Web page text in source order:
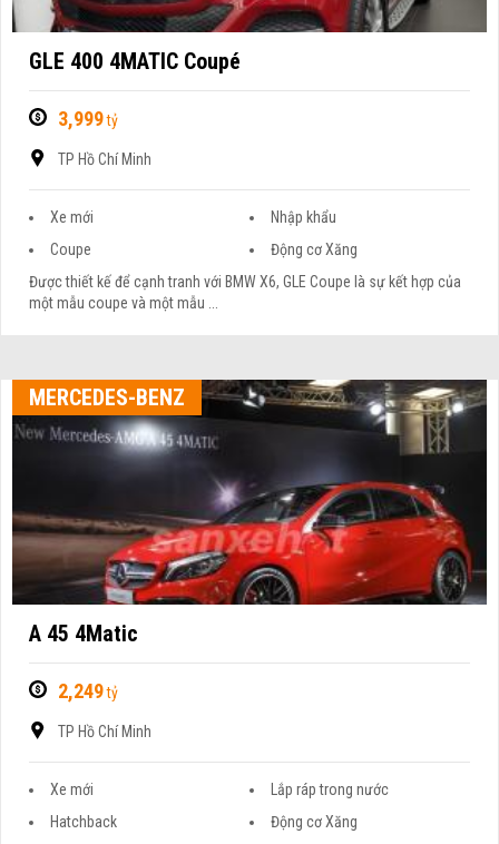
GLE 400 4MATIC Coupé
3,999tỷ
TP Hồ Chí Minh
Xe mới
Nhập khẩu
Coupe
Động cơ Xăng
Được thiết kế để cạnh tranh với BMW X6, GLE Coupe là sự kết hợp của
một mẫu coupe và một mẫu ...
MERCEDES-BENZ
A 45 4Matic
2,249tỷ
TP Hồ Chí Minh
Xe mới
Lắp ráp trong nước
Hatchback
Động cơ Xăng